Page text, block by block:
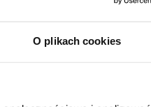
O plikach cookies